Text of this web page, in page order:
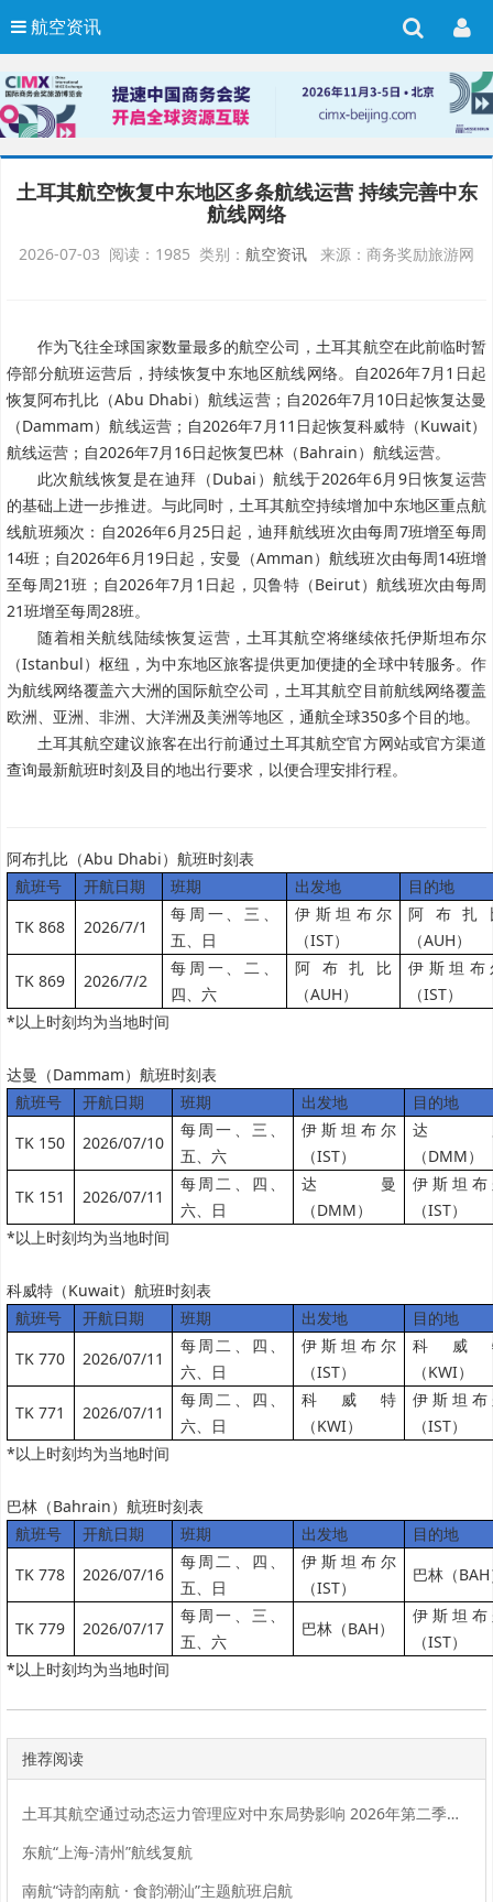
航空资讯
土耳其航空恢复中东地区多条航线运营 持续完善中东
航线网络
2026-07-03 阅读：1985 类别： 航空资讯 来源：商务奖励旅游网
作为飞往全球国家数量最多的航空公司，土耳其航空在此前临时暂
停部分航班运营后，持续恢复中东地区航线网络。自2026年7月1日起
恢复阿布扎比（Abu Dhabi）航线运营；自2026年7月10日起恢复达曼
（Dammam）航线运营；自2026年7月11日起恢复科威特（Kuwait）
航线运营；自2026年7月16日起恢复巴林（Bahrain）航线运营。
此次航线恢复是在迪拜（Dubai）航线于2026年6月9日恢复运营
的基础上进一步推进。与此同时，土耳其航空持续增加中东地区重点航
线航班频次：自2026年6月25日起，迪拜航线班次由每周7班增至每周
14班；自2026年6月19日起，安曼（Amman）航线班次由每周14班增
至每周21班；自2026年7月1日起，贝鲁特（Beirut）航线班次由每周
21班增至每周28班。
随着相关航线陆续恢复运营，土耳其航空将继续依托伊斯坦布尔
（Istanbul）枢纽，为中东地区旅客提供更加便捷的全球中转服务。作
为航线网络覆盖六大洲的国际航空公司，土耳其航空目前航线网络覆盖
欧洲、亚洲、非洲、大洋洲及美洲等地区，通航全球350多个目的地。
土耳其航空建议旅客在出行前通过土耳其航空官方网站或官方渠道
查询最新航班时刻及目的地出行要求，以便合理安排行程。
阿布扎比（Abu Dhabi）航班时刻表
航班号
开航日期 班期 出发地
目的地
TK 868
2026/7/1
每周一、三、
五、日
伊斯坦布尔
（IST）
阿布扎
（AUH）
TK 869
2026/7/2
每周一、二、
四、六
阿布扎比
（AUH）
伊斯坦布
（IST）
*以上时刻均为当地时间
达曼（Dammam）航班时刻表
航班号
开航日期 班期 出发地
目的地
TK 150
2026/07/10
每周一、三、
五、六
伊斯坦布尔
（IST）
达
（DMM）
TK 151
2026/07/11
每周二、四、
六、日
达曼
（DMM）
伊斯坦布
（IST）
*以上时刻均为当地时间
科威特（Kuwait）航班时刻表
航班号
开航日期 班期 出发地
目的地
TK 770
2026/07/11
每周二、四、
六、日
伊斯坦布尔
（IST）
科威
（KWI）
TK 771
2026/07/11
每周二、四、
六、日
科威特
（KWI）
伊斯坦布
（IST）
*以上时刻均为当地时间
巴林（Bahrain）航班时刻表
航班号
开航日期 班期 出发地
目的地
TK 778
2026/07/16
每周二、四、
五、日
伊斯坦布尔
（IST）
巴林（
TK 779 2026/07/17
每周一、三、
五、六
巴林（BAH）
伊斯坦布
（IST）
*以上时刻均为当地时间
推荐阅读
土耳其航空通过动态运力管理应对中东局势影响 2026年第二季度实现1.97亿美元净利润
东航“上海-清州”航线复航
南航“诗韵南航 · 食韵潮汕”主题航班启航